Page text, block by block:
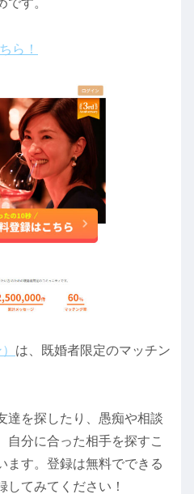
す。
ら！
は、既婚者限定のマッチン
達を探したり、愚痴や相談
自分に合った相手を探すこ
ます。登録は無料でできる
してみてください！